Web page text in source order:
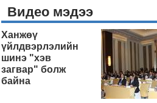
Видео мэдээ
Ханжөү
үйлдвэрлэлийн
шинэ "хэв
загвар" болж
байна